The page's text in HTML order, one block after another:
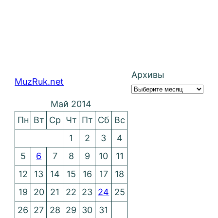
MuzRuk.net
Архивы
Май 2014
Пн Вт Ср Чт Пт Сб Вс
1
2 3
4
5
6 7 8 9 10
11
12
13 14 15 16 17
18
19
20 21 22 23 24
25
26
27 28 29 30 31